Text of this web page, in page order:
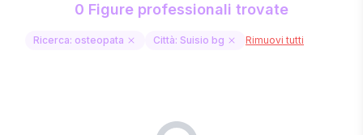
0 Figure professionali trovate
Ricerca: osteopata Città: Suisio bg Rimuovi tutti